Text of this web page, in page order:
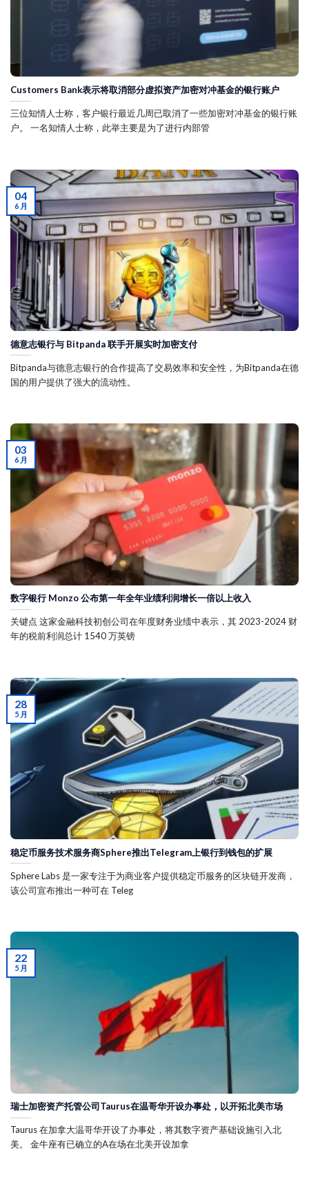
Customers Bank表示将取消部分虚拟资产加密对冲基金的银行账户
三位知情人士称，客户银行最近几周已取消了一些加密对冲基金的银行账
户。 一名知情人士称，此举主要是为了进行内部管
德意志银行与 Bitpanda 联手开展实时加密支付
Bitpanda与德意志银行的合作提高了交易效率和安全性，为Bitpanda在德
国的用户提供了强大的流动性。
04
6 月
数字银行 Monzo 公布第一年全年业绩利润增长一倍以上收入
关键点 这家金融科技初创公司在年度财务业绩中表示，其 2023-2024 财
年的税前利润总计 1540 万英镑
03
6 月
稳定币服务技术服务商Sphere推出Telegram上银行到钱包的扩展
Sphere Labs 是一家专注于为商业客户提供稳定币服务的区块链开发商，
该公司宣布推出一种可在 Teleg
28
5 月
瑞士加密资产托管公司Taurus在温哥华开设办事处，以开拓北美市场
Taurus 在加拿大温哥华开设了办事处，将其数字资产基础设施引入北
美。 金牛座有已确立的A在场在北美开设加拿
22
5 月